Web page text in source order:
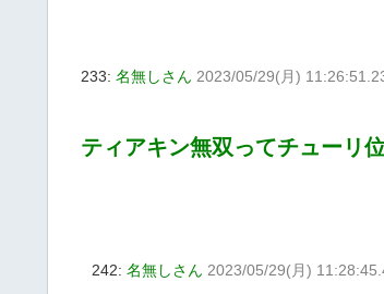
233: 名無しさん 2023/05/29(月)
ティアキン無双ってチューリ
242: 名無しさん 2023/05/29(月)